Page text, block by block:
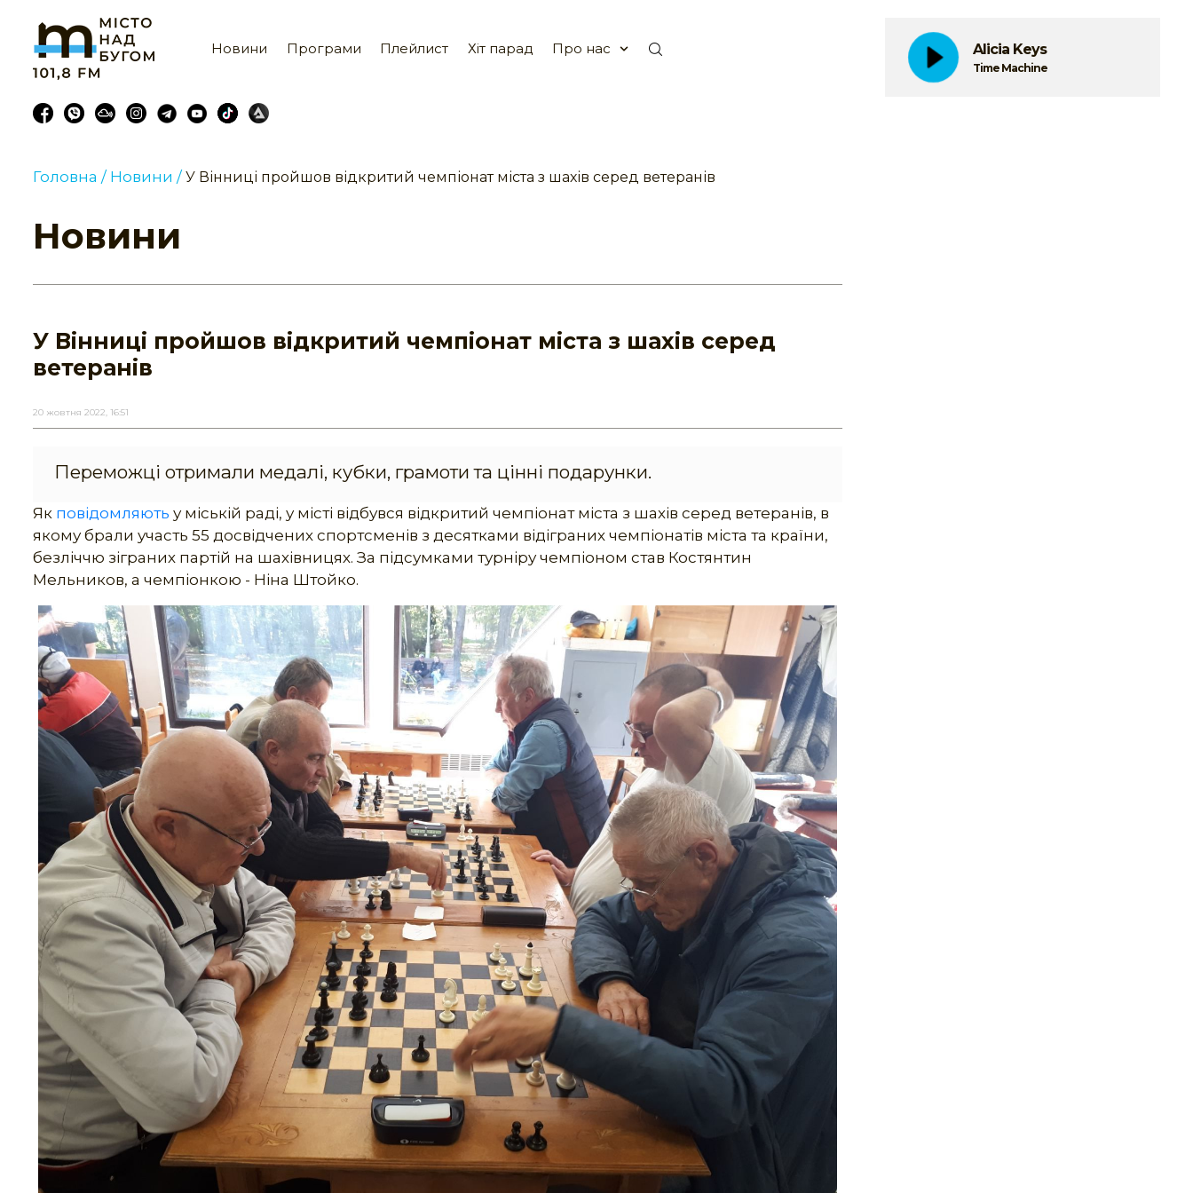
Новини Програми Плейлист Хіт парад Про нас Alicia Keys
Time Machine
Головна / Новини / У Вінниці пройшов відкритий чемпіонат міста з шахів серед ветеранів
Новини
У Вінниці пройшов відкритий чемпіонат міста з шахів серед
ветеранів
20 жовтня 2022, 16:51
Переможці отримали медалі, кубки, грамоти та цінні подарунки.
Як повідомляють у міській раді, у місті відбувся відкритий чемпіонат міста з шахів серед ветеранів, в
якому брали участь 55 досвідчених спортсменів з десятками відіграних чемпіонатів міста та країни,
безліччю зіграних партій на шахівницях. За підсумками турніру чемпіоном став Костянтин
Мельников, а чемпіонкою - Ніна Штойко.